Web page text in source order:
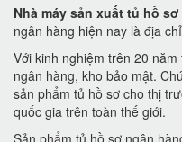
Nhà máy sản xuất tủ hồ
ngân hàng hiện nay là địa
Với kinh nghiệm trên 20
ngân hàng, kho bảo mật.
sản phẩm tủ hồ sơ cho thị
quốc gia trên toàn thế giới.
Sản phẩm tủ hồ sơ ngân